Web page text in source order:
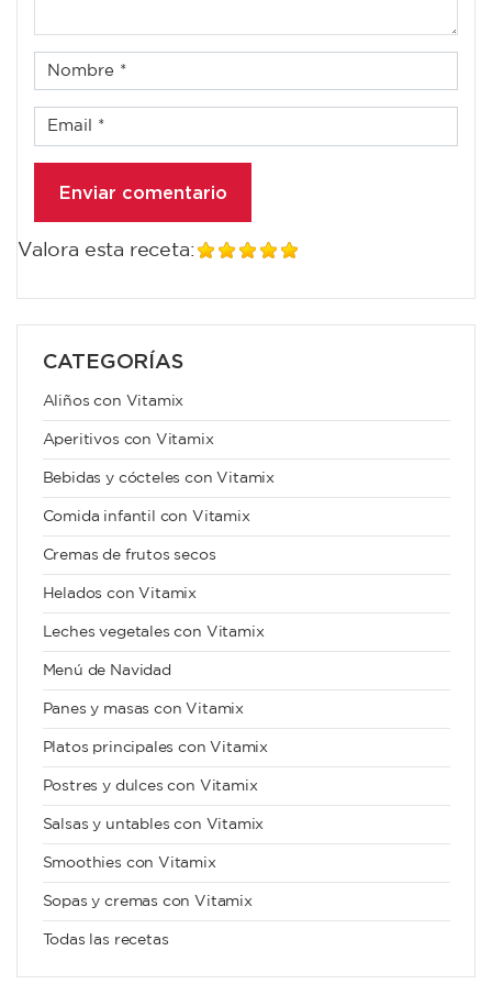
Valora esta receta:
CATEGORÍAS
Aliños con Vitamix
Aperitivos con Vitamix
Bebidas y cócteles con Vitamix
Comida infantil con Vitamix
Cremas de frutos secos
Helados con Vitamix
Leches vegetales con Vitamix
Menú de Navidad
Panes y masas con Vitamix
Platos principales con Vitamix
Postres y dulces con Vitamix
Salsas y untables con Vitamix
Smoothies con Vitamix
Sopas y cremas con Vitamix
Todas las recetas